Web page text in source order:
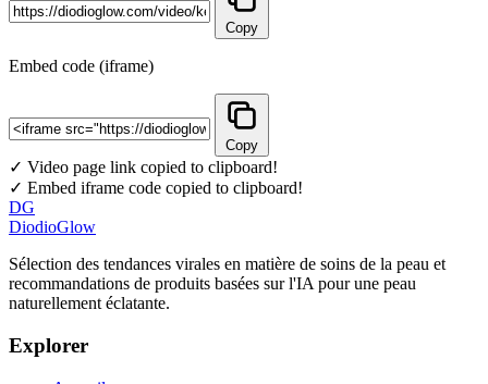
Copy
Embed code (iframe)
Copy
✓ Video page link copied to clipboard!
✓ Embed iframe code copied to clipboard!
DG
DiodioGlow
Sélection des tendances virales en matière de soins de la peau et
recommandations de produits basées sur l'IA pour une peau
naturellement éclatante.
Explorer